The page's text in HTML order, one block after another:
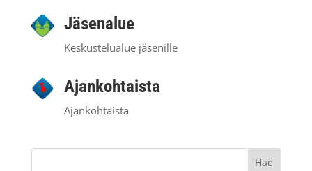
Jäsenalue
Keskustelualue jäsenille
Ajankohtaista
Ajankohtaista